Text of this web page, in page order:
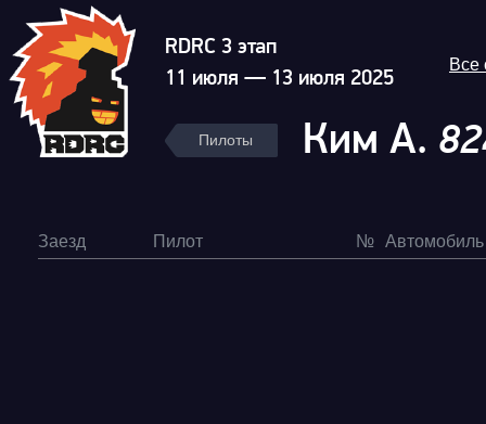
RDRC 3 этап
11 июля — 13 июля 2025
Все
Пилоты Ким А.
Заезд Пилот № Автомобиль